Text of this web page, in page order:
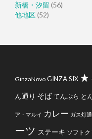
新橋・汐留 (56)
他地区(52)
GinzaNovo GINZA SIX ★
ん通り そばてんぷら と
ア・マルイ カレー ガス灯
ーツ ステーキ ソフトク